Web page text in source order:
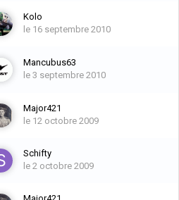
Kolo
le 16 septembre 2010
Mancubus63
le 3 septembre 2010
Major421
le 12 octobre 2009
Schifty
le 2 octobre 2009